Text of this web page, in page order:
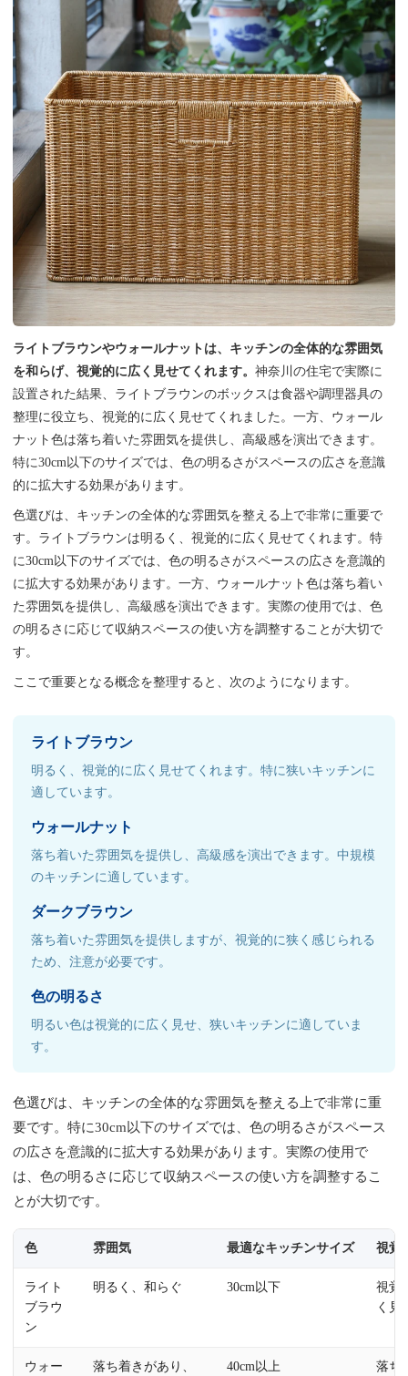
ライトブラウンやウォールナットは、キッチンの全体的な雰囲気
を和らげ、視覚的に広く見せてくれます。神奈川の住宅で実際に
設置された結果、ライトブラウンのボックスは食器や調理器具の
整理に役立ち、視覚的に広く見せてくれました。一方、ウォール
ナット色は落ち着いた雰囲気を提供し、高級感を演出できます。
特に30cm以下のサイズでは、色の明るさがスペースの広さを意識
的に拡大する効果があります。
色選びは、キッチンの全体的な雰囲気を整える上で非常に重要で
す。ライトブラウンは明るく、視覚的に広く見せてくれます。特
に30cm以下のサイズでは、色の明るさがスペースの広さを意識的
に拡大する効果があります。一方、ウォールナット色は落ち着い
た雰囲気を提供し、高級感を演出できます。実際の使用では、色
の明るさに応じて収納スペースの使い方を調整することが大切で
す。
ここで重要となる概念を整理すると、次のようになります。
ライトブラウン
明るく、視覚的に広く見せてくれます。特に狭いキッチンに
適しています。
ウォールナット
落ち着いた雰囲気を提供し、高級感を演出できます。中規模
のキッチンに適しています。
ダークブラウン
落ち着いた雰囲気を提供しますが、視覚的に狭く感じられる
ため、注意が必要です。
色の明るさ
明るい色は視覚的に広く見せ、狭いキッチンに適していま
す。
色選びは、キッチンの全体的な雰囲気を整える上で非常に重
要です。特に30cm以下のサイズでは、色の明るさがスペース
の広さを意識的に拡大する効果があります。実際の使用で
は、色の明るさに応じて収納スペースの使い方を調整するこ
とが大切です。
色 雰囲気 最適なキッチンサイズ 視覚
ライト
ブラウ
ン
明るく、和らぐ 30cm以下
視覚
く見
ウォー 落ち着きがあり、 40cm以上 落ち